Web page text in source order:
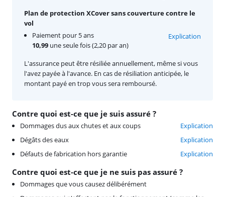
Contre quoi est-ce que je suis assuré ?
Dommages dus aux chutes et aux coups
Explication
Dégâts des eaux
Explication
Défauts de fabrication hors garantie
Explication
Contre quoi est-ce que je ne suis pas assuré ?
Dommages que vous causez délibérément
Plan de protection XCover sans couverture contre le
vol
Paiement pour 5 ans
10,99 une seule fois (2,20 par an)
Explication
L'assurance peut être résiliée annuellement, même si vous
l'avez payée à l'avance. En cas de résiliation anticipée, le
montant payé en trop vous sera remboursé.